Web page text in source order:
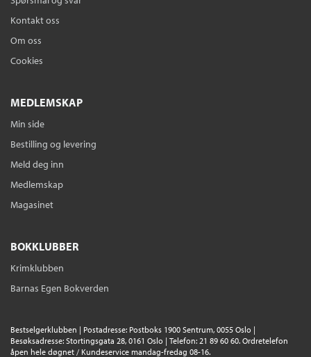
Kontakt oss
Om oss
Cookies
MEDLEMSKAP
Min side
Bestilling og levering
Meld deg inn
Medlemskap
Magasinet
BOKKLUBBER
Krimklubben
Barnas Egen Bokverden
Bestselgerklubben | Postadresse: Postboks 1900 Sentrum, 0055 Oslo |
Besøksadresse: Stortingsgata 28, 0161 Oslo | Telefon: 21 89 60 60. Ordretelefon
åpen hele døgnet / Kundeservice mandag-fredag 08-16.